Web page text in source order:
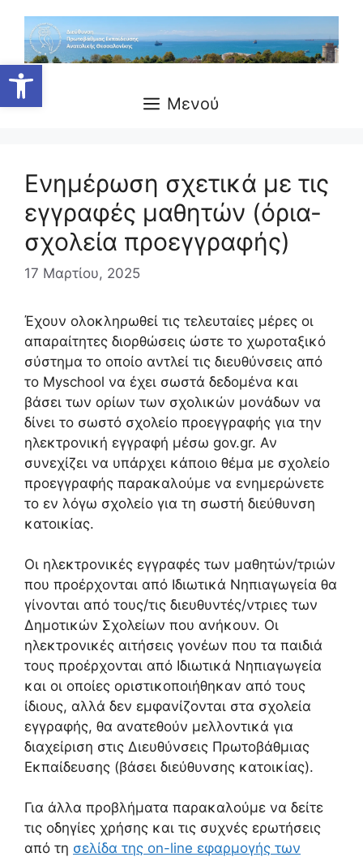
Ανοίξτε τη γραμμή εργαλείων
περιεχόμενο
Μενού
Ενημέρωση σχετικά με τις
εγγραφές μαθητών (όρια-
σχολεία προεγγραφής)
17 Μαρτίου, 2025
Έχουν ολοκληρωθεί τις τελευταίες μέρες οι
απαραίτητες διορθώσεις ώστε το χωροταξικό
σύστημα το οποίο αντλεί τις διευθύνσεις από
το Myschool να έχει σωστά δεδομένα και
βάσει των ορίων των σχολικών μονάδων να
δίνει το σωστό σχολείο προεγγραφής για την
ηλεκτρονική εγγραφή μέσω gov.gr. Αν
συνεχίζει να υπάρχει κάποιο θέμα με σχολείο
προεγγραφής παρακαλούμε να ενημερώνετε
το εν λόγω σχολείο για τη σωστή διεύθυνση
κατοικίας.
Οι ηλεκτρονικές εγγραφές των μαθητών/τριών
που προέρχονται από Ιδιωτικά Νηπιαγωγεία θα
γίνονται από τους/τις διευθυντές/ντριες των
Δημοτικών Σχολείων που ανήκουν. Οι
ηλεκτρονικές αιτήσεις γονέων που τα παιδιά
τους προέρχονται από Ιδιωτικά Νηπιαγωγεία
και οι οποίες οριστικοποιήθηκαν από τους
ίδιους, αλλά δεν εμφανίζονται στα σχολεία
εγγραφής, θα ανατεθούν μελλοντικά για
διαχείριση στις Διευθύνσεις Πρωτοβάθμιας
Εκπαίδευσης (βάσει διεύθυνσης κατοικίας).
Για άλλα προβλήματα παρακαλούμε να δείτε
τις οδηγίες χρήσης και τις συχνές ερωτήσεις
από τη σελίδα της on-line εφαρμογής των